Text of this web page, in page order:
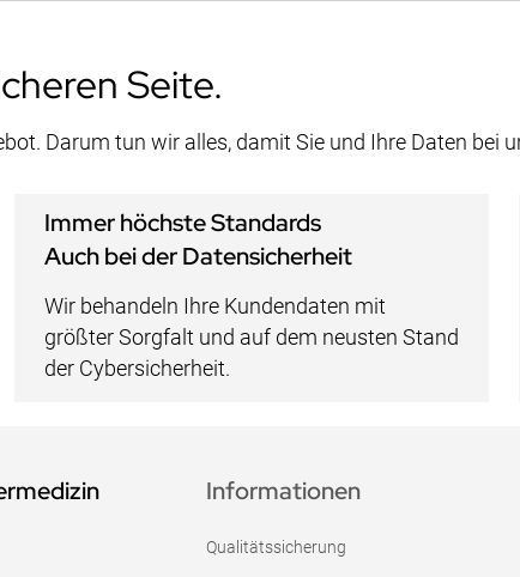
Seite.
Darum tun wir alles, damit Sie und Ihre Daten bei
Immer höchste Standards
Auch bei der Datensicherheit
Wir behandeln Ihre Kundendaten mit
größter Sorgfalt und auf dem neusten Stand
der Cybersicherheit.
Informationen
Qualitätssicherung